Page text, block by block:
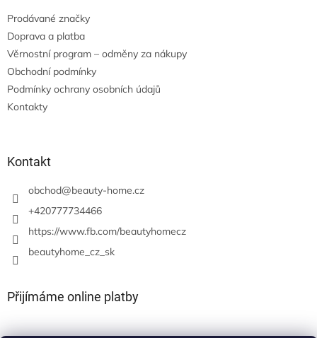
Prodávané značky
Doprava a platba
Věrnostní program – odměny za nákupy
Obchodní podmínky
Podmínky ochrany osobních údajů
Kontakty
Kontakt
obchod@beauty-home.cz
+420777734466
https://www.fb.com/beautyhomecz
beautyhome_cz_sk
Přijímáme online platby